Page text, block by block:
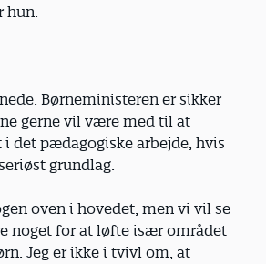
hun.
Børneministeren er sikker
gerne vil være med til at
det pædagogiske arbejde, hvis
grundlag.
oven i hovedet, men vi vil se
noget for at løfte især området
Jeg er ikke i tvivl om, at